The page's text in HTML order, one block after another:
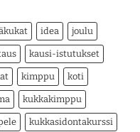
idea joulu
kausi-istutukset
kimppu koti
kukkakimppu
kukkasidontakurssi